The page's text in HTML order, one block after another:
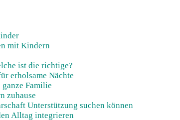
mit Kindern
ist die richtige?
erholsame Nächte
Familie
zuhause
Unterstützung suchen können
Alltag integrieren